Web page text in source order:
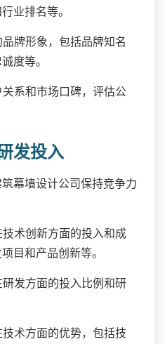
业排名等。
牌形象，包括品牌知名
度等。
系和市场口碑，评估公
发投入
幕墙设计公司保持竞争力
术创新方面的投入和成
目和产品创新等。
发方面的投入比例和研
术方面的优势，包括技